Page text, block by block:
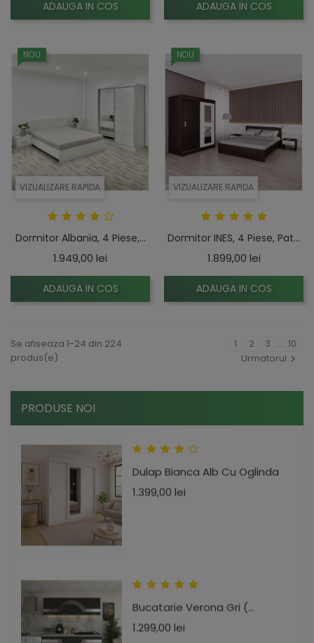
PRODUSE NOI
Dulap Bianca Alb Cu Oglinda
1.399,00 leiPret
Bucatarie Verona Gri (...
1.299,00 leiPret
ADAUGA IN COS ADAUGA IN COS
VIZUALIZARE RAPIDA
NOU
Dormitor Albania, 4 Piese,...
1.949,00 lei
ADAUGA IN COS
VIZUALIZARE RAPIDA
NOU
Dormitor INES, 4 Piese, Pat...
1.899,00 leiPret
ADAUGA IN COS
Se afiseaza 1-24 din 224
produs(e)
1 2 3 … 10
Urmatorul